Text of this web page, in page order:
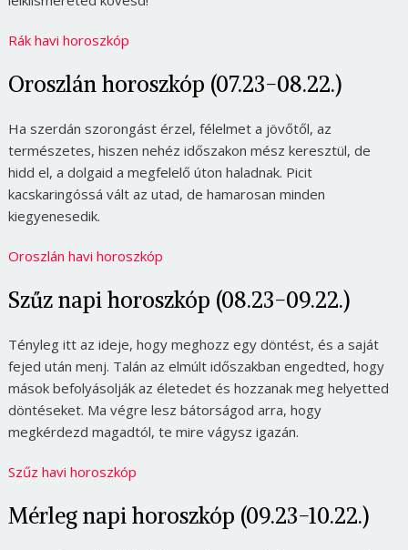
Rák havi horoszkóp
Oroszlán horoszkóp (07.23-08.22.)
Ha szerdán szorongást érzel, félelmet a jövőtől, az
természetes, hiszen nehéz időszakon mész keresztül, de
hidd el, a dolgaid a megfelelő úton haladnak. Picit
kacskaringóssá vált az utad, de hamarosan minden
kiegyenesedik.
Oroszlán havi horoszkóp
Szűz napi horoszkóp (08.23-09.22.)
Tényleg itt az ideje, hogy meghozz egy döntést, és a saját
fejed után menj. Talán az elmúlt időszakban engedted, hogy
mások befolyásolják az életedet és hozzanak meg helyetted
döntéseket. Ma végre lesz bátorságod arra, hogy
megkérdezd magadtól, te mire vágysz igazán.
Szűz havi horoszkóp
Mérleg napi horoszkóp (09.23-10.22.)